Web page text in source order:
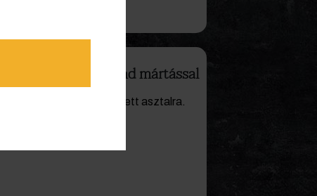
cumberland mártással
Ajánlom a vasárnapi terített asztalra.